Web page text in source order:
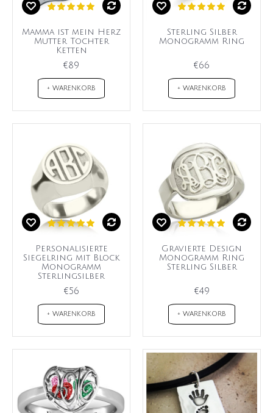
Mamma ist mein Herz
Mutter Tochter
Ketten
€89
+ WARENKORB
Sterling Silber
Monogramm Ring
€66
+ WARENKORB
Personalisierte
Siegelring mit Block
Monogramm
Sterlingsilber
€56
+ WARENKORB
Gravierte Design
Monogramm Ring
Sterling Silber
€49
+ WARENKORB